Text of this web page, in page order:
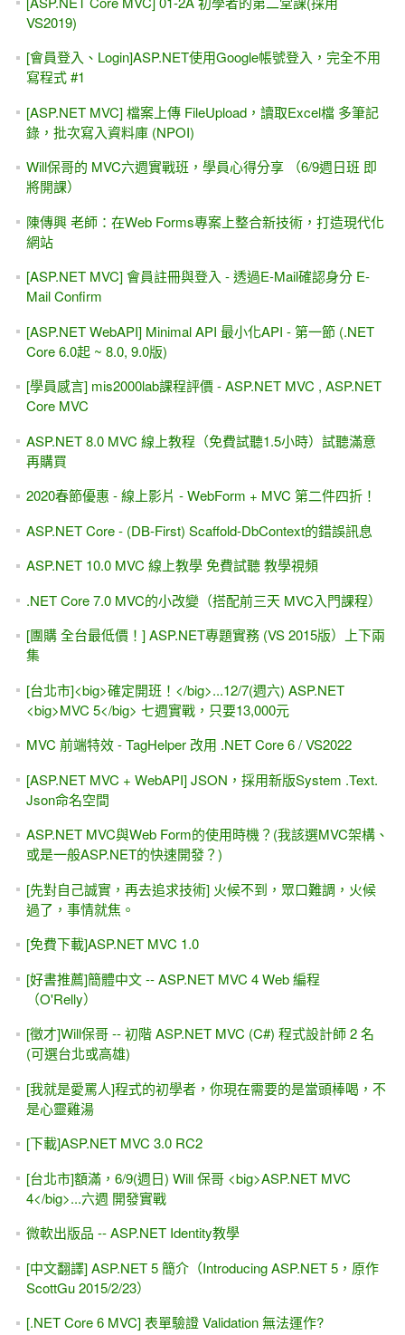
VS2019)
[會員登入、Login]ASP.NET使用Google帳號登入，完全不用
寫程式 #1
[ASP.NET MVC] 檔案上傳 FileUpload，讀取Excel檔 多筆記
錄，批次寫入資料庫 (NPOI)
Will保哥的 MVC六週實戰班，學員心得分享 （6/9週日班 即
將開課）
陳傳興 老師：在Web Forms專案上整合新技術，打造現代化
網站
[ASP.NET MVC] 會員註冊與登入 - 透過E-Mail確認身分 E-
Mail Confirm
[ASP.NET WebAPI] Minimal API 最小化API - 第一節 (.NET
Core 6.0起 ~ 8.0, 9.0版)
[學員感言] mis2000lab課程評價 - ASP.NET MVC , ASP.NET
Core MVC
ASP.NET 8.0 MVC 線上教程（免費試聽1.5小時）試聽滿意
再購買
2020春節優惠 - 線上影片 - WebForm + MVC 第二件四折！
ASP.NET Core - (DB-First) Scaffold-DbContext的錯誤訊息
ASP.NET 10.0 MVC 線上教學 免費試聽 教學視頻
.NET Core 7.0 MVC的小改變（搭配前三天 MVC入門課程）
[團購 全台最低價！] ASP.NET專題實務 (VS 2015版）上下兩
集
[台北市]<big>確定開班！</big>...12/7(週六) ASP.NET
<big>MVC 5</big> 七週實戰，只要13,000元
MVC 前端特效 - TagHelper 改用 .NET Core 6 / VS2022
[ASP.NET MVC + WebAPI] JSON，採用新版System .Text.
Json命名空間
ASP.NET MVC與Web Form的使用時機？(我該選MVC架構、
或是一般ASP.NET的快速開發？)
[先對自己誠實，再去追求技術] 火候不到，眾口難調，火候
過了，事情就焦。
[免費下載]ASP.NET MVC 1.0
[好書推薦]簡體中文 -- ASP.NET MVC 4 Web 編程
（O'Relly）
[徵才]Will保哥 -- 初階 ASP.NET MVC (C#) 程式設計師 2 名
(可選台北或高雄)
[我就是愛罵人]程式的初學者，你現在需要的是當頭棒喝，不
是心靈雞湯
[下載]ASP.NET MVC 3.0 RC2
[台北市]額滿，6/9(週日) Will 保哥 <big>ASP.NET MVC
4</big>...六週 開發實戰
微軟出版品 -- ASP.NET Identity教學
[中文翻譯] ASP.NET 5 簡介（Introducing ASP.NET 5，原作
ScottGu 2015/2/23）
[.NET Core 6 MVC] 表單驗證 Validation 無法運作?